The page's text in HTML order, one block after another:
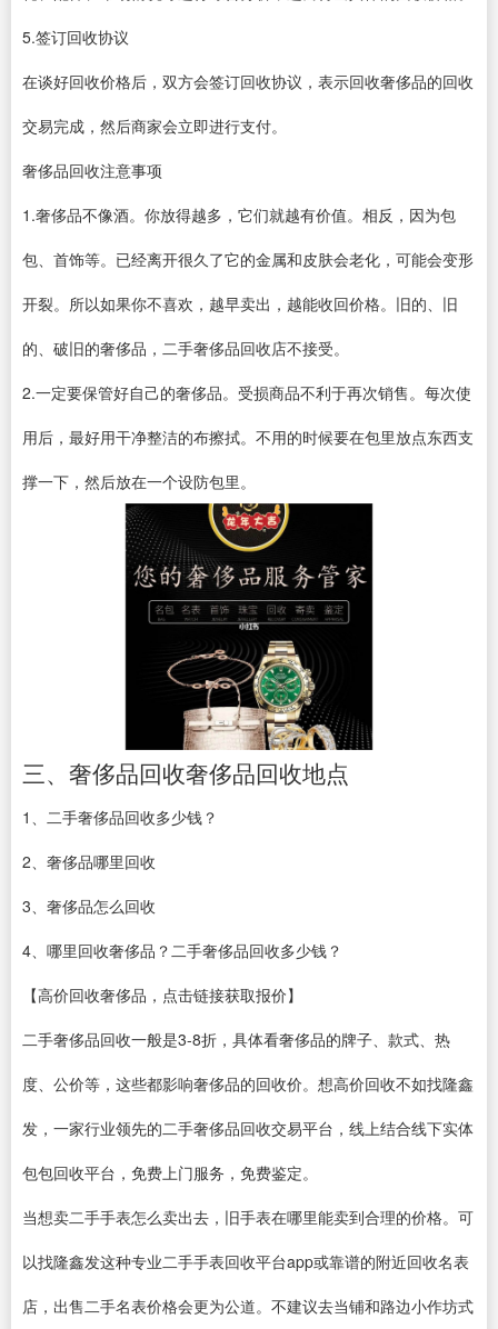
5.签订回收协议
在谈好回收价格后，双方会签订回收协议，表示回收奢侈品的回收
交易完成，然后商家会立即进行支付。
奢侈品回收注意事项
1.奢侈品不像酒。你放得越多，它们就越有价值。相反，因为包
包、首饰等。已经离开很久了它的金属和皮肤会老化，可能会变形
开裂。所以如果你不喜欢，越早卖出，越能收回价格。旧的、旧
的、破旧的奢侈品，二手奢侈品回收店不接受。
2.一定要保管好自己的奢侈品。受损商品不利于再次销售。每次使
用后，最好用干净整洁的布擦拭。不用的时候要在包里放点东西支
撑一下，然后放在一个设防包里。
三、奢侈品回收奢侈品回收地点
1、二手奢侈品回收多少钱？
2、奢侈品哪里回收
3、奢侈品怎么回收
4、哪里回收奢侈品？二手奢侈品回收多少钱？
【高价回收奢侈品，点击链接获取报价】
二手奢侈品回收一般是3-8折，具体看奢侈品的牌子、款式、热
度、公价等，这些都影响奢侈品的回收价。想高价回收不如找隆鑫
发，一家行业领先的二手奢侈品回收交易平台，线上结合线下实体
包包回收平台，免费上门服务，免费鉴定。
当想卖二手手表怎么卖出去，旧手表在哪里能卖到合理的价格。可
以找隆鑫发这种专业二手手表回收平台app或靠谱的附近回收名表
店，出售二手名表价格会更为公道。不建议去当铺和路边小作坊式